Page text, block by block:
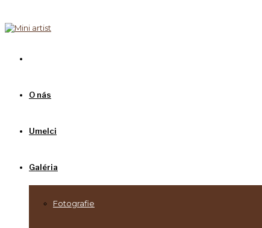
O nás
Umelci
Galéria
Fotografie